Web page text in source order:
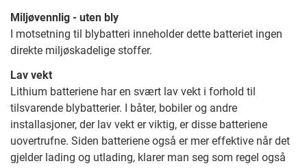
Miljøvennlig - uten bly
I motsetning til blybatteri inneholder dette batteriet ingen
direkte miljøskadelige stoffer.
Lav vekt
Lithium batteriene har en svært lav vekt i forhold til
tilsvarende blybatterier. I båter, bobiler og andre
installasjoner, der lav vekt er viktig, er disse batteriene
uovertrufne. Siden batteriene også er mer effektive når det
gjelder lading og utlading, klarer man seg som regel også